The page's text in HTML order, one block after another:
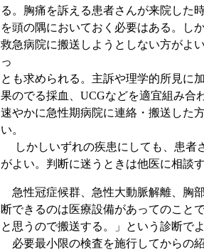
る。胸痛を訴える患者さんが来院した
を頭の隅においておく必要はある。し
救急病院に搬送しようとしない方がよ
っ
とも求められる。主訴や理学的所見に
果のでる採血、UCGなどを適宜組み合
速やかに急性期病院に連絡・搬送した
い。
しかしいずれの疾患にしても、患者
がよい。判断に迷うときは他医に相談す
急性冠症候群、急性大動脈解離、胸
断できるのは医療設備があってのこと
と思うので搬送する。」という診断でよ
必要最小限の検査を施行してからの